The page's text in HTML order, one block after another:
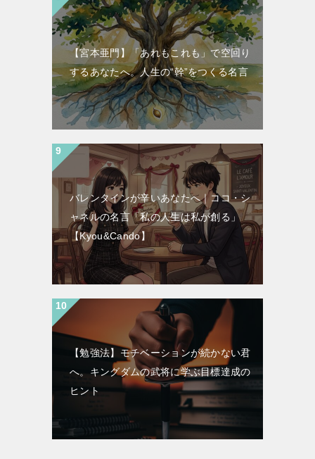
【宮本亜門】「あれもこれも」で空回り
するあなたへ。人生の“幹”をつくる名言
バレンタインが辛いあなたへ｜ココ・シ
ャネルの名言「私の人生は私が創る」
【Kyou&Cando】
【勉強法】モチベーションが続かない君
へ。キングダムの武将に学ぶ目標達成の
ヒント